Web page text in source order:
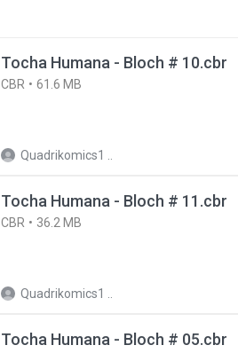
Tocha Humana - Bloch # 10.cbr
CBR 61.6 MB
Quadrikomics1 ..
Tocha Humana - Bloch # 11.cbr
CBR 36.2 MB
Quadrikomics1 ..
Tocha Humana - Bloch # 05.cbr